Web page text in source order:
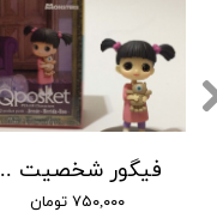
فیگور شخصیت بو
۷۵۰,۰۰۰ تومان